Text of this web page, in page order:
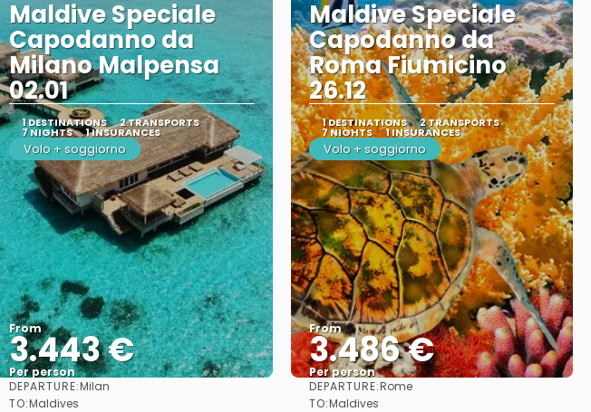
Maldive Speciale
Capodanno da
Milano Malpensa
02.01
1 DESTINATIONS 2 TRANSPORTS
7 NIGHTS 1 INSURANCES
Volo + soggiorno
From
3.443 €
Per person
DEPARTURE:Milan
TO:Maldives
Maldive Speciale
Capodanno da
Roma Fiumicino
26.12
1 DESTINATIONS 2 TRANSPORTS
7 NIGHTS 1 INSURANCES
Volo + soggiorno
From
3.486 €
Per person
DEPARTURE:Rome
TO:Maldives